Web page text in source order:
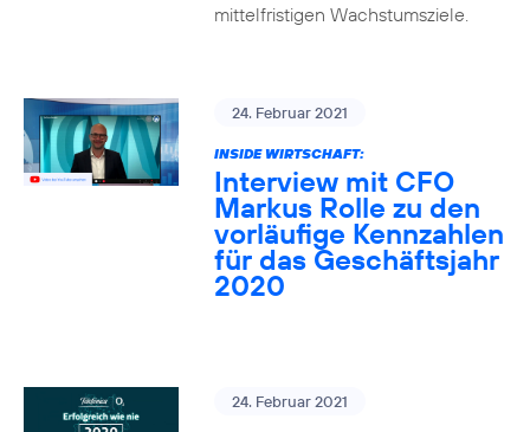
mittelfristigen Wachstumsziele.
24. Februar 2021
INSIDE WIRTSCHAFT:
Interview mit CFO
Markus Rolle zu den
vorläufige Kennzahlen
für das Geschäftsjahr
2020
24. Februar 2021